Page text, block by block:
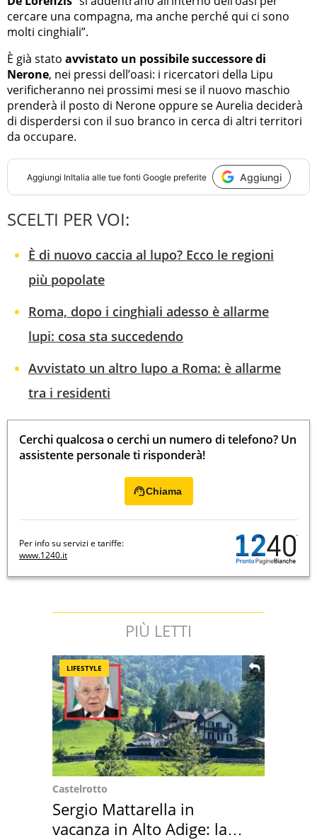
cercare una compagna, ma anche perché qui ci sono
molti cinghiali”.
È già stato avvistato un possibile successore di
Nerone, nei pressi dell’oasi: i ricercatori della Lipu
verificheranno nei prossimi mesi se il nuovo maschio
prenderà il posto di Nerone oppure se Aurelia deciderà
di disperdersi con il suo branco in cerca di altri territori
da occupare.
Aggiungi InItalia alle tue fonti Google preferite Aggiungi
SCELTI PER VOI:
È di nuovo caccia al lupo? Ecco le regioni
più popolate
Roma, dopo i cinghiali adesso è allarme
lupi: cosa sta succedendo
Avvistato un altro lupo a Roma: è allarme
tra i residenti
Cerchi qualcosa o cerchi un numero di telefono? Un
assistente personale ti risponderà!
Chiama
Per info su servizi e tariffe:
www.1240.it
PIÙ LETTI
LIFESTYLE
Castelrotto
Sergio Mattarella in
vacanza in Alto Adige: la